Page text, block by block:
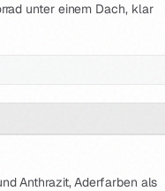
unter einem Dach, klar
Anthrazit, Aderfarben als